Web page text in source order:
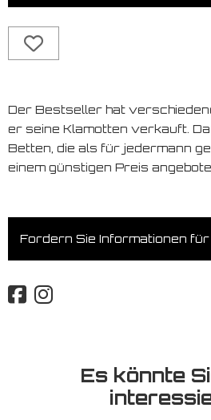
Der Bestseller hat
er seine Klamotten verkauft.
Betten, die als für jedermann
einem günstigen Preis
Fordern Sie Informationen
Es könnte